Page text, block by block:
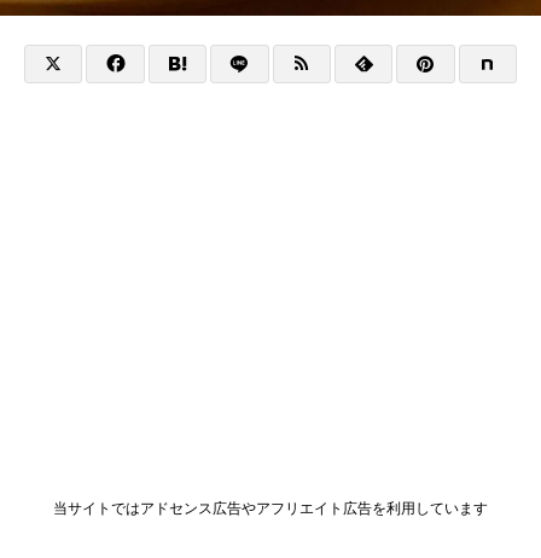
当サイトではアドセンス広告やアフリエイト広告を利用しています